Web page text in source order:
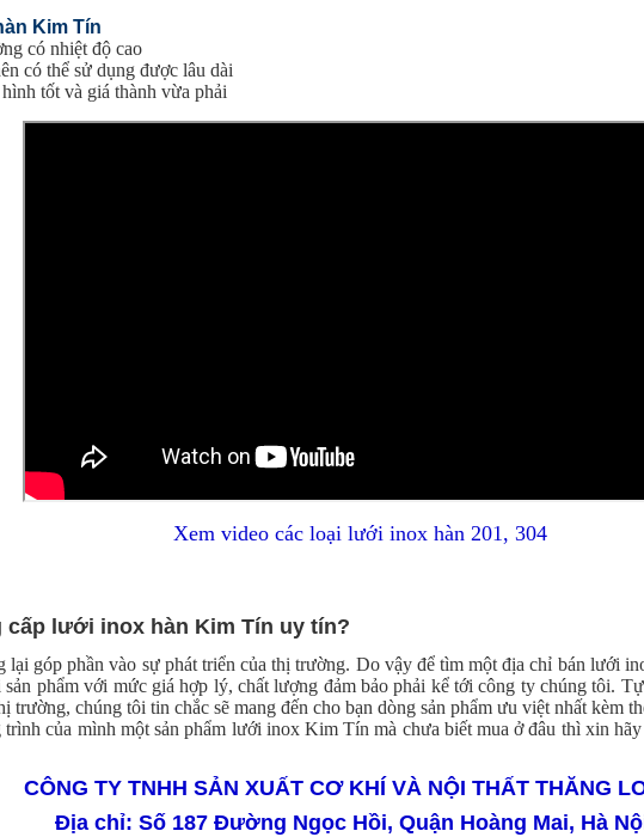
Kim Tín
có nhiệt độ cao
có thể sử dụng được lâu dài
tốt và giá thành vừa phải
Xem video các loại lưới inox hàn 201, 304
lưới inox hàn Kim Tín uy tín?
lại góp phần vào sự phát triển của thị trường. Do vậy để tìm một địa chỉ bán lưới
phẩm với mức giá hợp lý, chất lượng đảm bảo phải kể tới công ty chúng tôi.
trường, chúng tôi tin chắc sẽ mang đến cho bạn dòng sản phẩm ưu việt nhất kèm
của mình một sản phẩm lưới inox Kim Tín mà chưa biết mua ở đâu thì xin
CÔNG TY TNHH SẢN XUẤT CƠ KHÍ VÀ NỘI THẤT THĂNG
Địa chỉ: Số 187 Đường Ngọc Hồi, Quận Hoàng Mai, Hà